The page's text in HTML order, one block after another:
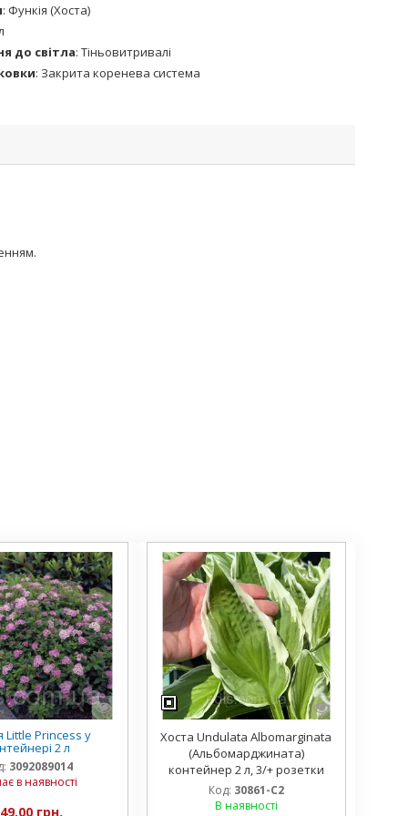
: Функія (Хоста)
до світла: Тіньовитривалі
: Закрита коренева система
Little Princess у
2 л
3092089014
в наявності
грн.
Хоста Undulata Albomarginata
(Альбомарджината)
контейнер 2 л, 3/+ розетки
Код: 30861-С2
В наявності